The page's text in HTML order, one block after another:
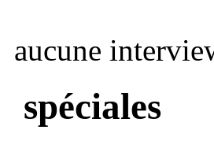
aucune
spéciales